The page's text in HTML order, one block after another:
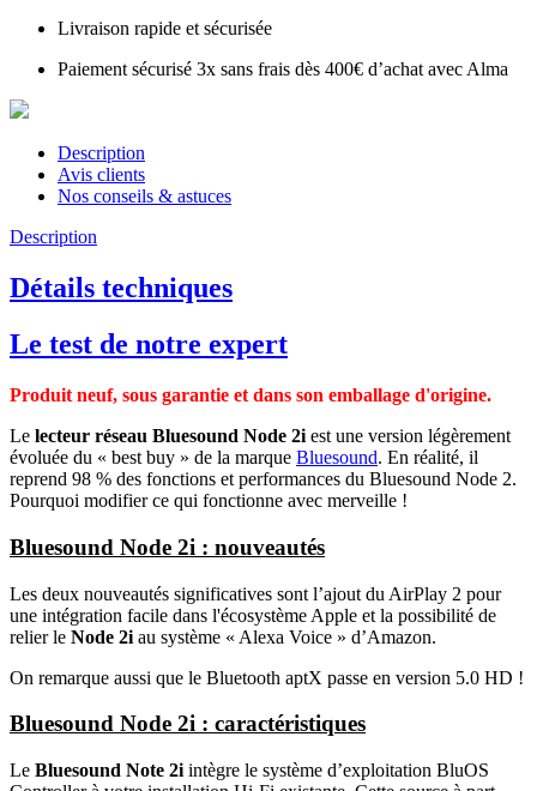
Livraison rapide et sécurisée
Paiement sécurisé 3x sans frais dès 400€ d’achat avec Alma
Description
Avis clients
Nos conseils & astuces
Description
Détails techniques
Le test de notre expert
Produit neuf, sous garantie et dans son emballage d'origine.
Le lecteur réseau Bluesound Node 2i est une version légèrement
évoluée du « best buy » de la marque Bluesound. En réalité, il
reprend 98 % des fonctions et performances du Bluesound Node 2.
Pourquoi modifier ce qui fonctionne avec merveille !
Bluesound Node 2i : nouveautés
Les deux nouveautés significatives sont l’ajout du AirPlay 2 pour
une intégration facile dans l'écosystème Apple et la possibilité de
relier le Node 2i au système « Alexa Voice » d’Amazon.
On remarque aussi que le Bluetooth aptX passe en version 5.0 HD !
Bluesound Node 2i : caractéristiques
Le Bluesound Note 2i intègre le système d’exploitation BluOS